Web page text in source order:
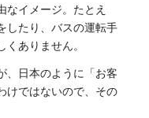
なイメージ。たとえ
したり、バスの運転手‬‭
ありません。
、日本のように「お客
けではないので、その